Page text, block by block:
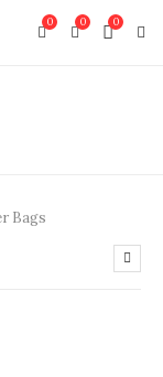
0
0
0
Bags